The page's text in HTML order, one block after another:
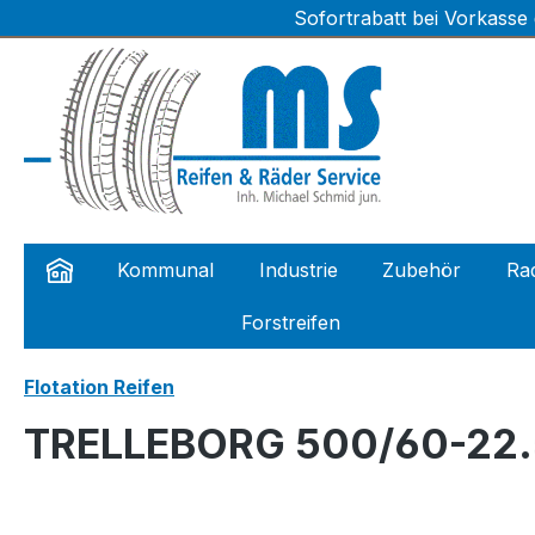
Zur Hauptnavigation springenSofortrabatt bei
Kommunal Industrie Zubehör
Forstreifen
Flotation Reifen
TRELLEBORG 500/60-